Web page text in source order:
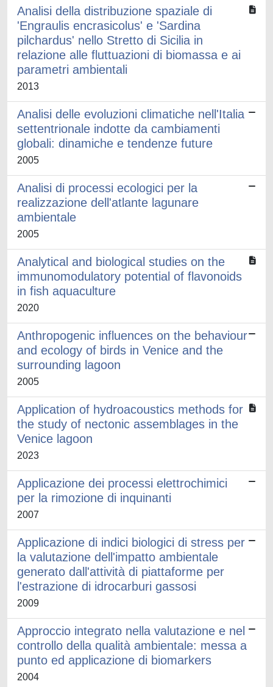
Analisi della distribuzione spaziale di
'Engraulis encrasicolus' e 'Sardina
pilchardus' nello Stretto di Sicilia in
relazione alle fluttuazioni di biomassa e ai
parametri ambientali
2013
Analisi delle evoluzioni climatiche nell'Italia
settentrionale indotte da cambiamenti
globali: dinamiche e tendenze future
2005
Analisi di processi ecologici per la
realizzazione dell'atlante lagunare
ambientale
2005
Analytical and biological studies on the
immunomodulatory potential of flavonoids
in fish aquaculture
2020
Anthropogenic influences on the behaviour
and ecology of birds in Venice and the
surrounding lagoon
2005
Application of hydroacoustics methods for
the study of nectonic assemblages in the
Venice lagoon
2023
Applicazione dei processi elettrochimici
per la rimozione di inquinanti
2007
Applicazione di indici biologici di stress per
la valutazione dell'impatto ambientale
generato dall'attività di piattaforme per
l'estrazione di idrocarburi gassosi
2009
Approccio integrato nella valutazione e nel
controllo della qualità ambientale: messa a
punto ed applicazione di biomarkers
2004